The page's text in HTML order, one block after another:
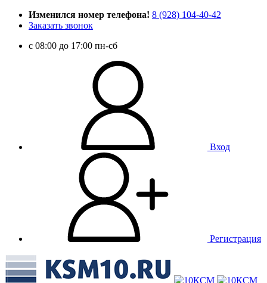
Изменился номер телефона! 8 (928) 104-40-42
Заказать звонок
c 08:00 до 17:00 пн-сб
Вход
Регистрация